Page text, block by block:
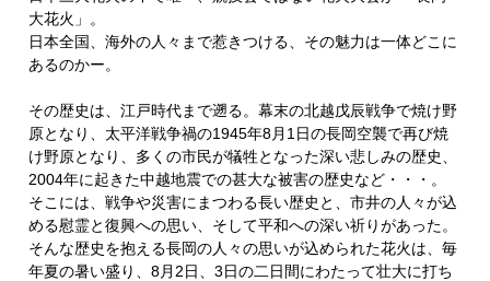
大花火」。
日本全国、海外の人々まで惹きつける、その魅力は一体どこに
あるのかー。
その歴史は、江戸時代まで遡る。幕末の北越戊辰戦争で焼け野
原となり、太平洋戦争禍の1945年8月1日の長岡空襲で再び焼
け野原となり、多くの市民が犠牲となった深い悲しみの歴史、
2004年に起きた中越地震での甚大な被害の歴史など・・・。
そこには、戦争や災害にまつわる長い歴史と、市井の人々が込
める慰霊と復興への思い、そして平和への深い祈りがあった。
そんな歴史を抱える長岡の人々の思いが込められた花火は、毎
年夏の暑い盛り、8月2日、3日の二日間にわたって壮大に打ち